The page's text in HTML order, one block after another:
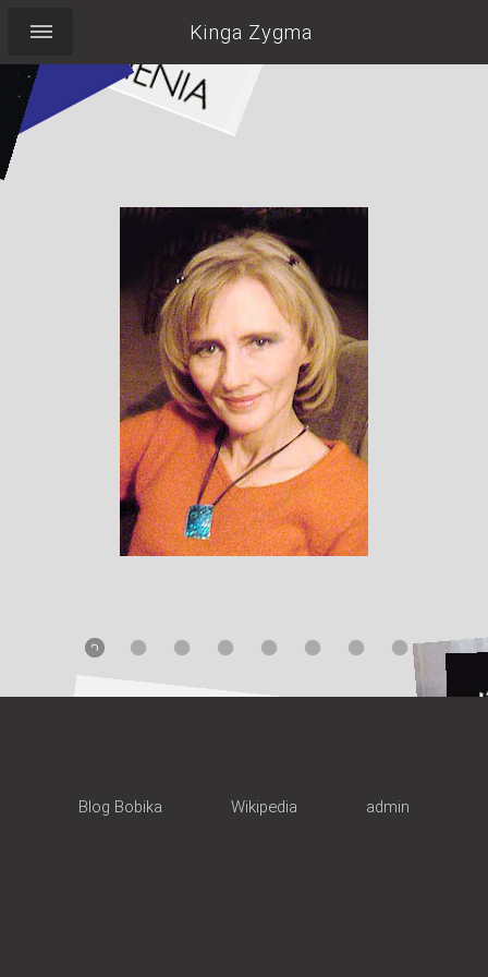
Kinga Zygma
Pocieszyć Labradorkę,
wypić herbatę,
pilnować torebki,
nie zapomnieć o
uśmiechu...
Blog Bobika Wikipedia admin